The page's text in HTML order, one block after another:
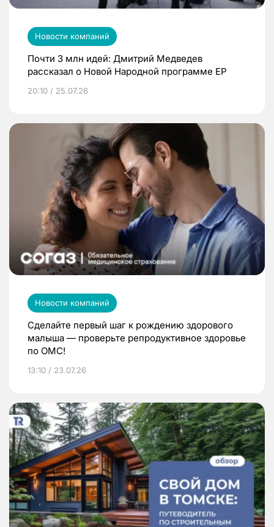
Новости компаний
Почти 3 млн идей: Дмитрий Медведев
рассказал о Новой Народной программе ЕР
20:10 / 25.07.26
Новости компаний
Сделайте первый шаг к рождению здорового
малыша — проверьте репродуктивное здоровье
по ОМС!
13:10 / 23.07.26